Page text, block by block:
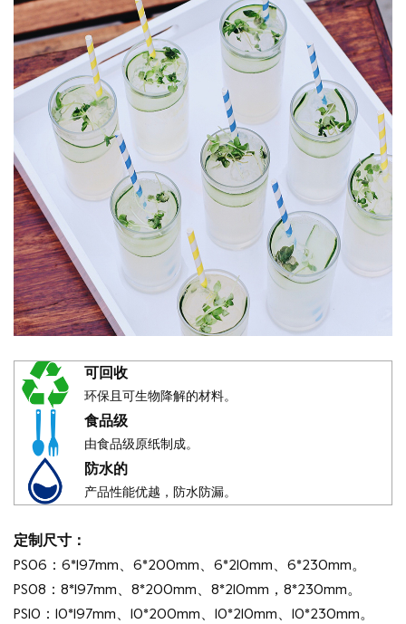
可回收
环保且可生物降解的材料。
食品级
由食品级原纸制成。
防水的
产品性能优越，防水防漏。
定制尺寸：
PS06：6*197mm、6*200mm、6*210mm、6*230mm。
PS08：8*197mm、8*200mm、8*210mm，8*230mm。
PS10：10*197mm、10*200mm、10*210mm、10*230mm。